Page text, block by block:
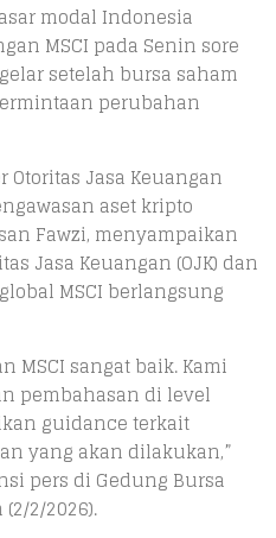
modal Indonesia
MSCI pada Senin sore
setelah bursa saham
perubahan
Otoritas Jasa Keuangan
aset kripto
Fawzi, menyampaikan
Jasa Keuangan (OJK) dan
MSCI berlangsung
MSCI sangat baik. Kami
pembahasan di level
guidance terkait
yang akan dilakukan,”
pers di Gedung Bursa
2/2026).